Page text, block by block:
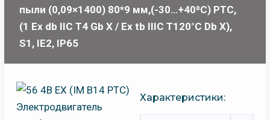
пыли (0,09×1400) 80*9 мм,(-30…+40⁰C) PTC,
(1 Ex db IIC T4 Gb Х / Ех tb IIIC T120°C Db Х),
S1, IE2, IP65
Характеристики: